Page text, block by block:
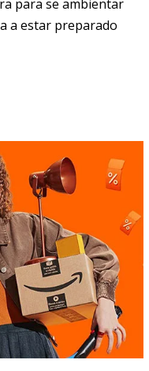
para se ambientar
a estar preparado